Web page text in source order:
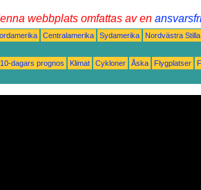
webbplats omfattas av en
Centralamerika Sydamerika
Nordvästra
10-dagars prognos Klimat Cykloner Åska Flygplatser